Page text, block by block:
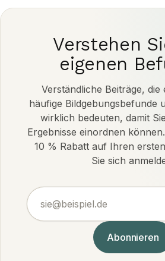
Verstehen
eigenen
Verständliche Beiträge,
häufige Bildgebungsbefunde
wirklich bedeuten, damit
Ergebnisse einordnen
10 % Rabatt auf Ihren
Sie sich
Abonnieren